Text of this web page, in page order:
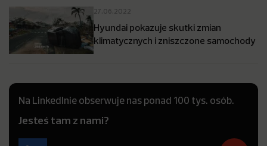
27.06.2022
Hyundai pokazuje skutki zmian
klimatycznych i zniszczone samochody
Na LinkedInie obserwuje nas ponad 100 tys. osób.
Jesteś tam z nami?